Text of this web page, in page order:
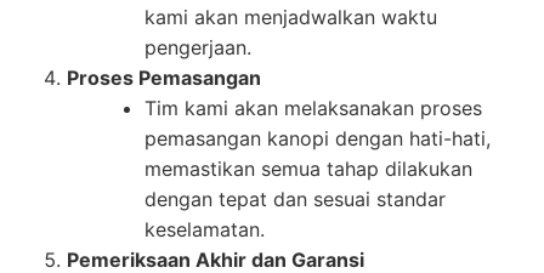
kami akan menjadwalkan waktu
pengerjaan.
Proses Pemasangan
Tim kami akan melaksanakan proses
pemasangan kanopi dengan hati-hati,
memastikan semua tahap dilakukan
dengan tepat dan sesuai standar
keselamatan.
Pemeriksaan Akhir dan Garansi